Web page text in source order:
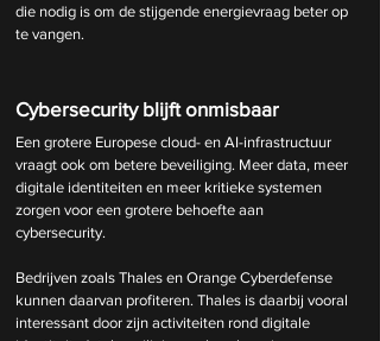
die nodig is om de stijgende energievraag beter op
te vangen.
Cybersecurity blijft onmisbaar
Een grotere Europese cloud- en AI-infrastructuur
vraagt ook om betere beveiliging. Meer data, meer
digitale identiteiten en meer kritieke systemen
zorgen voor een grotere behoefte aan
cybersecurity.
Bedrijven zoals Thales en Orange Cyberdefense
kunnen daarvan profiteren. Thales is daarbij vooral
interessant door zijn activiteiten rond digitale